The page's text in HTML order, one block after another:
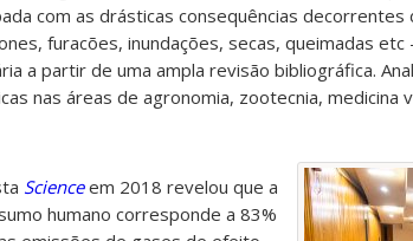
com as drásticas consequências
furacões, inundações, secas, queimadas etc
a partir de uma ampla revisão bibliográfica.
nas áreas de agronomia, zootecnia, medicina
Scienceem 2018 revelou que a
humano corresponde a 83%